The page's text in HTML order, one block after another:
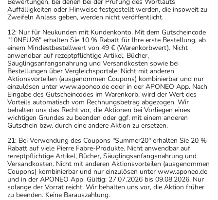
Auffälligkeiten oder Hinweise festgestellt werden, die insoweit zu
Zweifeln Anlass geben, werden nicht veröffentlicht.
12: Nur für Neukunden mit Kundenkonto. Mit dem Gutscheincode
"10NEU26" erhalten Sie 10 % Rabatt für Ihre erste Bestellung, ab
einem Mindestbestellwert von 49 € (Warenkorbwert). Nicht
anwendbar auf rezeptpflichtige Artikel, Bücher,
Säuglingsanfangsnahrung und Versandkosten sowie bei
Bestellungen über Vergleichsportale. Nicht mit anderen
Aktionsvorteilen (ausgenommen Coupons) kombinierbar und nur
einzulösen unter www.aponeo.de oder in der APONEO App. Nach
Eingabe des Gutscheincodes im Warenkorb, wird der Wert des
Vorteils automatisch vom Rechnungsbetrag abgezogen. Wir
behalten uns das Recht vor, die Aktionen bei Vorliegen eines
wichtigen Grundes zu beenden oder ggf. mit einem anderen
Gutschein bzw. durch eine andere Aktion zu ersetzen.
21: Bei Verwendung des Coupons "Summer20" erhalten Sie 20 %
Rabatt auf viele Pierre Fabre-Produkte. Nicht anwendbar auf
rezeptpflichtige Artikel, Bücher, Säuglingsanfangsnahrung und
Versandkosten. Nicht mit anderen Aktionsvorteilen (ausgenommen
Coupons) kombinierbar und nur einzulösen unter www.aponeo.de
und in der APONEO App. Gültig: 27.07.2026 bis 09.08.2026. Nur
solange der Vorrat reicht. Wir behalten uns vor, die Aktion früher
zu beenden. Keine Barauszahlung.